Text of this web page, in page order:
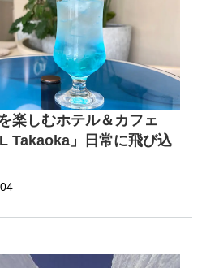
楽しむホテル＆カフェ
Takaoka」日常に飛び込